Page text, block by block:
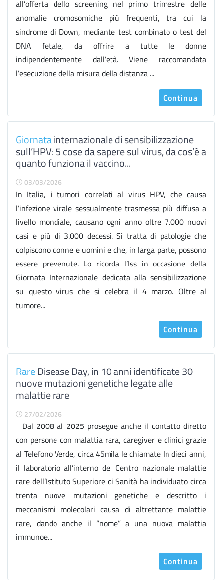
all’offerta dello screening nel primo trimestre delle
anomalie cromosomiche più frequenti, tra cui la
sindrome di Down, mediante test combinato o test del
DNA fetale, da offrire a tutte le donne
indipendentemente dall’età. Viene raccomandata
l’esecuzione della misura della distanza ...
Continua
Giornatainternazionale di sensibilizzazione
sull’HPV: 5 cose da sapere sul virus, da cos’è a
quanto funziona il vaccino...
03/03/2026
In Italia, i tumori correlati al virus HPV, che causa
l’infezione virale sessualmente trasmessa più diffusa a
livello mondiale, causano ogni anno oltre 7.000 nuovi
casi e più di 3.000 decessi. Si tratta di patologie che
colpiscono donne e uomini e che, in larga parte, possono
essere prevenute. Lo ricorda l’Iss in occasione della
Giornata Internazionale dedicata alla sensibilizzazione
su questo virus che si celebra il 4 marzo. Oltre al
tumore...
Continua
RareDisease Day, in 10 anni identificate 30
nuove mutazioni genetiche legate alle
malattie rare
27/02/2026
Dal 2008 al 2025 prosegue anche il contatto diretto
con persone con malattia rara, caregiver e clinici grazie
al Telefono Verde, circa 45mila le chiamate In dieci anni,
il laboratorio all’interno del Centro nazionale malattie
rare dell’Istituto Superiore di Sanità ha individuato circa
trenta nuove mutazioni genetiche e descritto i
meccanismi molecolari causa di altrettante malattie
rare, dando anche il “nome” a una nuova malattia
immunoe...
Continua